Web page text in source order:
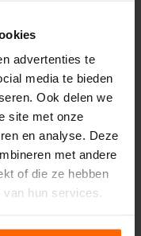
advertenties te
media te bieden
Ook delen we
site met onze
en analyse. Deze
met andere
of die ze hebben
hun services.